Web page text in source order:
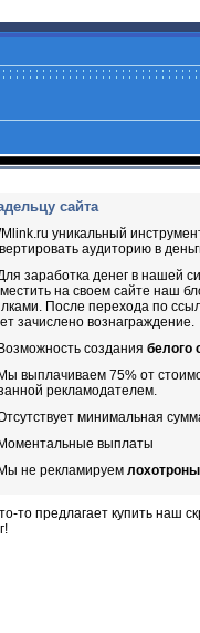
сайта
уникальный
аудиторию в
заработка денег в нашей
на своем сайте наш
После перехода по
зачислено вознаграждение.
Возможность создания белого
Мы выплачиваем 75% от
рекламодателем.
минимальная
Моментальные выплаты
Мы не рекламируем лохотроны
то предлагает купить наш